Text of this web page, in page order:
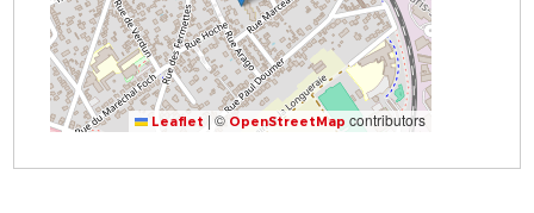
Leaflet | ©OpenStreetMap contributors